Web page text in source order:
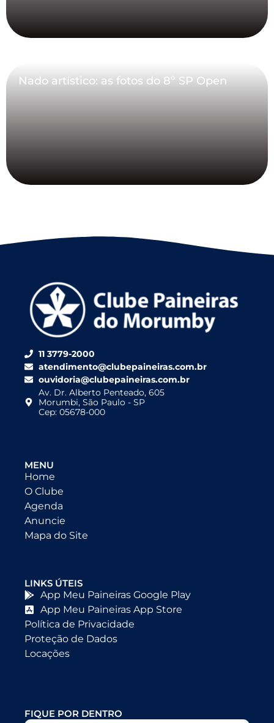
Nado artístico: as fotos do 8º SP Open
11 3779-2000
atendimento@clubepaineiras.com.br
ouvidoria@clubepaineiras.com.br
Av. Dr. Alberto Penteado, 605
Morumbi, São Paulo - SP
Cep: 05678-000
MENU
Home
O Clube
Agenda
Anuncie
Mapa do Site
LINKS ÚTEIS
App Meu Paineiras Google Play
App Meu Paineiras App Store
Política de Privacidade
Proteção de Dados
Locações
FIQUE POR DENTRO